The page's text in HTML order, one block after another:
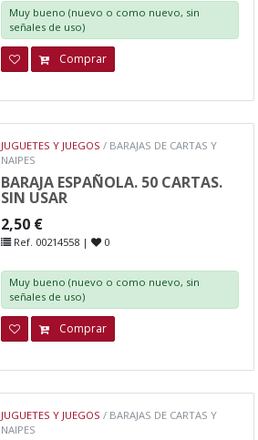
Muy bueno (nuevo o como nuevo, sin
señales de uso)
Comprar
JUGUETES Y JUEGOS / BARAJAS DE CARTAS Y
NAIPES
BARAJA ESPAÑOLA. 50 CARTAS.
SIN USAR
2,50 €
Ref. 00214558 | 0
Muy bueno (nuevo o como nuevo, sin
señales de uso)
Comprar
JUGUETES Y JUEGOS / BARAJAS DE CARTAS Y
NAIPES